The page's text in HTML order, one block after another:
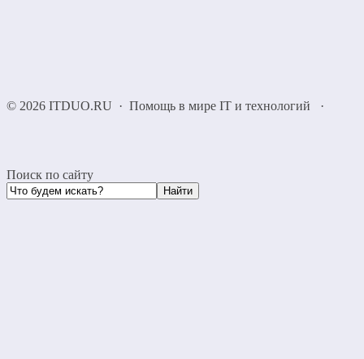
© 2026 ITDUO.RU · Помощь в мире IT и технологий ·
Поиск по сайту